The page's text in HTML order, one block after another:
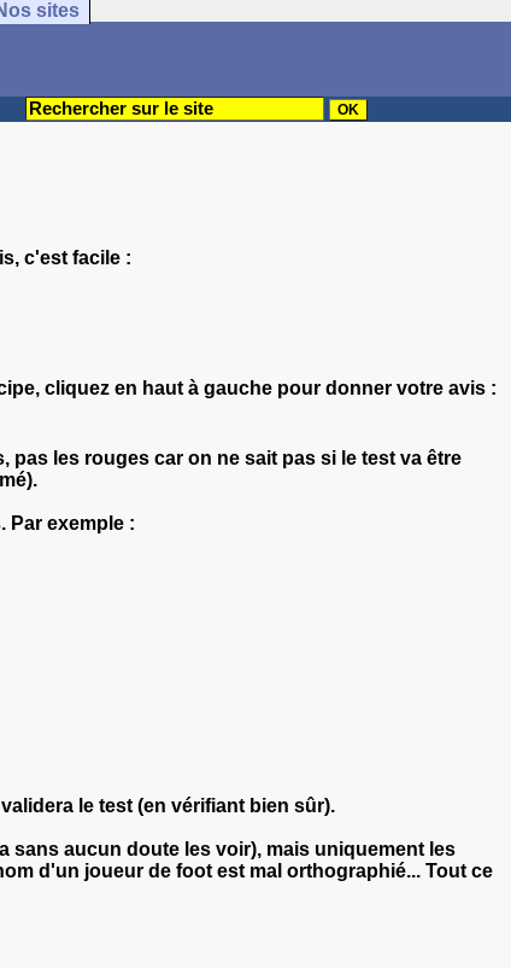
sites
c'est facile :
cliquez en haut à gauche pour donner votre avis :
les rouges car on ne sait pas si le test va être
Par exemple :
le test (en vérifiant bien sûr).
sans aucun doute les voir), mais uniquement les
d'un joueur de foot est mal orthographié... Tout ce